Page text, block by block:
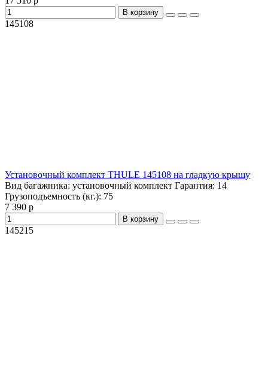
В корзину
145108
Установочный комплект THULE 145108 на гладкую крышу
Вид багажника: установочный комплект Гарантия: 14
Грузоподъемность (кг.): 75
7 390 р
В корзину
145215